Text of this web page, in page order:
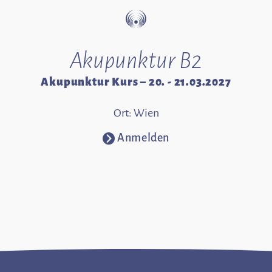
Akupunktur B2
Akupunktur Kurs – 20. - 21.03.2027
Ort: Wien
⧁ Anmelden